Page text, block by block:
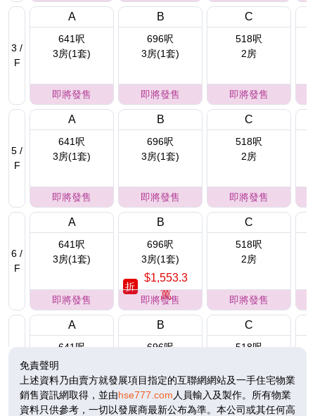
3 /
F
5 /
F
6 /
F
A
641呎
3房(1套)
即將發售
B
696呎
3房(1套)
即將發售
C
518呎
2房
即將發售
A
641呎
3房(1套)
即將發售
B
696呎
3房(1套)
即將發售
C
518呎
2房
即將發售
A
641呎
3房(1套)
即將發售
B
696呎
3房(1套)
折
$1,553.3
萬
即將發售
C
518呎
2房
即將發售
A
641呎
3房(1套)
即將發售
B
696呎
$1,557.1萬
已售
C
518呎
即將發售
免責聲明
上述資料乃由賣方就發展項目指定的互聯網網站及一手住宅物業
銷售資訊網取得，並由hse777.com 人員輸入及製作。所有物業
資料只供參考，一切以發展商最新公布為準。本公司或其任何高